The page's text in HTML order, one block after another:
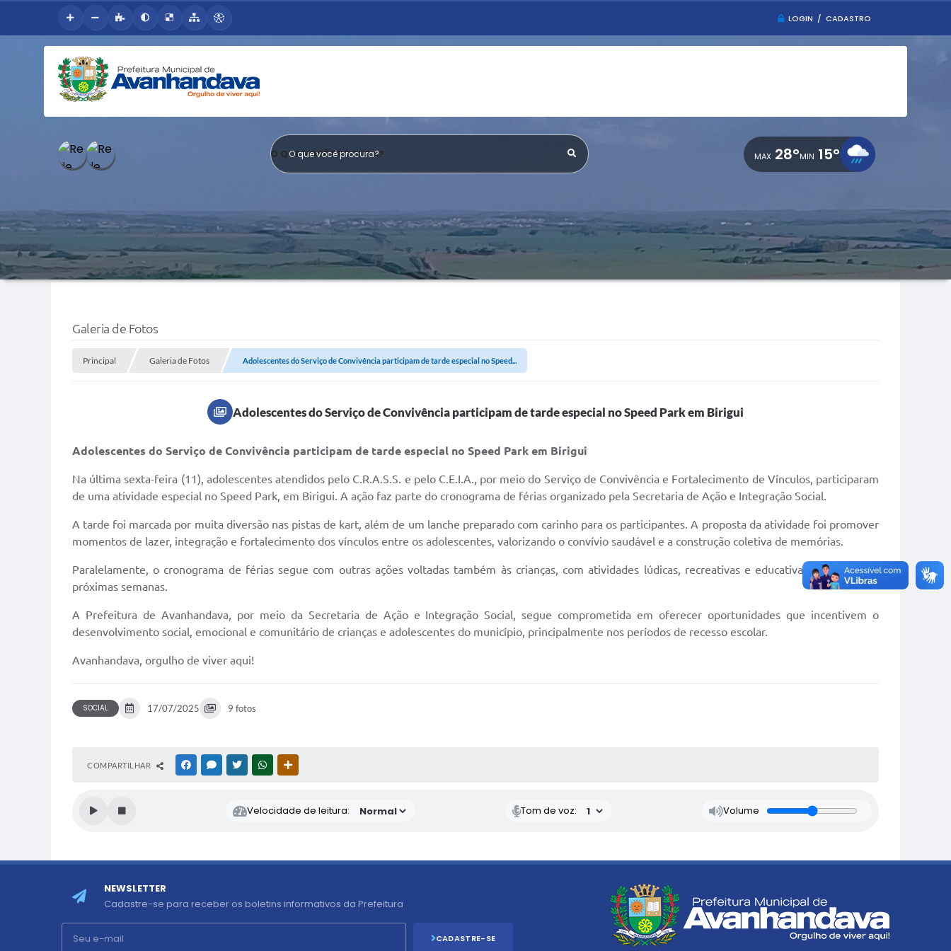
LOGIN / CADASTRO
O QUE VOCÊ PROCURA? 28° 15°
Galeria de Fotos
Principal Galeria de Fotos Adolescentes do Serviço de Convivência participam de tarde especial no Speed...
Adolescentes do Serviço de Convivência participam de tarde especial no Speed Park em Birigui
Adolescentes do Serviço de Convivência participam de tarde especial no Speed Park em Birigui
Na última sexta-feira (11), adolescentes atendidos pelo C.R.A.S.S. e pelo C.E.I.A., por meio do Serviço de Convivência e Fortalecimento de Vínculos, participaram
de uma atividade especial no Speed Park, em Birigui. A ação faz parte do cronograma de férias organizado pela Secretaria de Ação e Integração Social.
A tarde foi marcada por muita diversão nas pistas de kart, além de um lanche preparado com carinho para os participantes. A proposta da atividade foi promover
momentos de lazer, integração e fortalecimento dos vínculos entre os adolescentes, valorizando o convívio saudável e a construção coletiva de memórias.
Paralelamente, o cronograma de férias segue com outras ações voltadas também às crianças, com atividades lúdicas, recreativas e educativas ao longo das
próximas semanas.
A Prefeitura de Avanhandava, por meio da Secretaria de Ação e Integração Social, segue comprometida em oferecer oportunidades que incentivem o
desenvolvimento social, emocional e comunitário de crianças e adolescentes do município, principalmente nos períodos de recesso escolar.
Avanhandava, orgulho de viver aqui!
SOCIAL 17/07/2025 9 fotos
COMPARTILHAR FACEBOOKMESSENGER
TWITTERWHATSAPP
Velocidade de leitura: Tom de voz: Volume
NEWSLETTER
Cadastre-se para receber os boletins informativos da Prefeitura
CADASTRE-SE